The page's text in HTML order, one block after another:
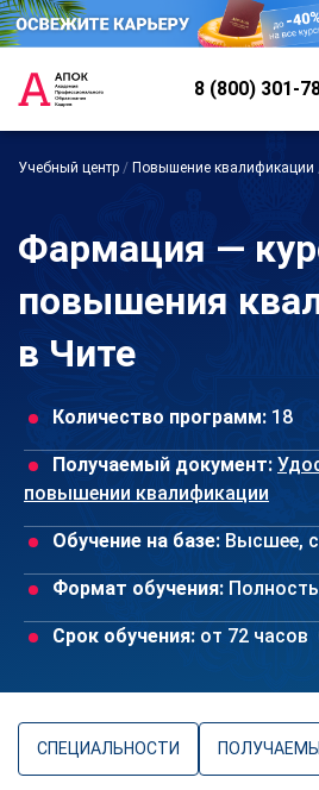
8 (800) 301-
Учебный центр / Повышение квалификации
Фармация —
повышения
в Чите
Количество программ: 18
Получаемый документ:
повышении квалификации
Обучение на базе: Высшее,
Формат обучения:
Срок обучения: от 72 часов
СПЕЦИАЛЬНОСТИ